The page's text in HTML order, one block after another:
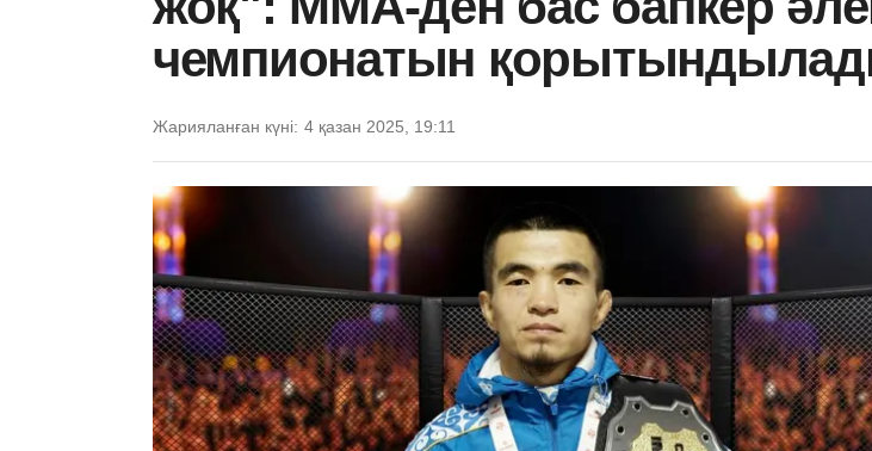
чемпионатын
Жарияланған күні: 4 қазан 2025, 19:11